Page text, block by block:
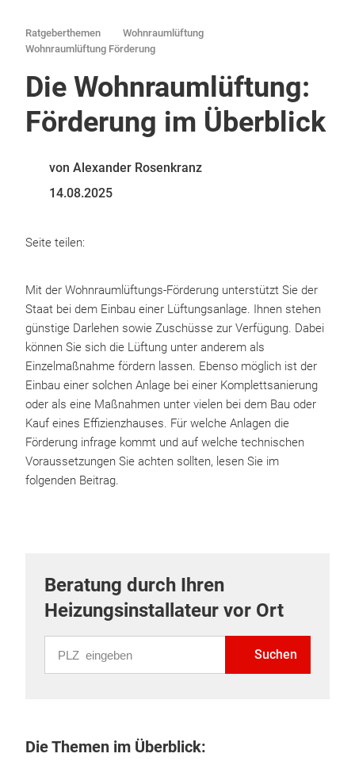
Ratgeberthemen
Wohnraumlüftung
Wohnraumlüftung Förderung
Die Wohnraumlüftung:
Förderung im Überblick
von Alexander Rosenkranz
14.08.2025
Seite teilen:
Mit der Wohnraumlüftungs-Förderung unterstützt Sie der
Staat bei dem Einbau einer Lüftungsanlage. Ihnen stehen
günstige Darlehen sowie Zuschüsse zur Verfügung. Dabei
können Sie sich die Lüftung unter anderem als
Einzelmaßnahme fördern lassen. Ebenso möglich ist der
Einbau einer solchen Anlage bei einer Komplettsanierung
oder als eine Maßnahmen unter vielen bei dem Bau oder
Kauf eines Effizienzhauses. Für welche Anlagen die
Förderung infrage kommt und auf welche technischen
Voraussetzungen Sie achten sollten, lesen Sie im
folgenden Beitrag.
Beratung durch Ihren
Heizungsinstallateur vor Ort
Suchen
Die Themen im Überblick: